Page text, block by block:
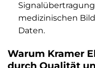
medizinischen
Daten.
Warum Kramer
durch Qualität